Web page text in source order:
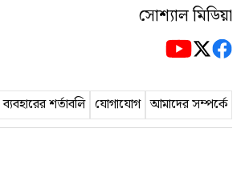
সোশ্যাল মিডিয়া
ব্যবহারের শর্তাবলি যোগাযোগ আমাদের সম্পর্কে